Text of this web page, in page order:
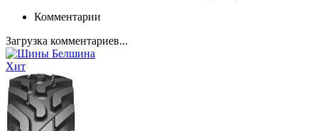
Комментарии
Загрузка комментариев...
Хит